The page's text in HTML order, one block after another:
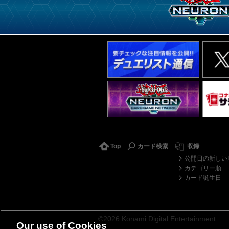
Top カード検索
収録
公開日の新しい
カテゴリー順
カード誕生日
©2026 Konami Digital Entertainment
Our use of Cookies